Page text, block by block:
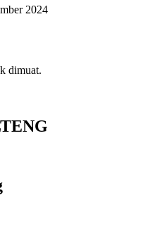
2024
dimuat.